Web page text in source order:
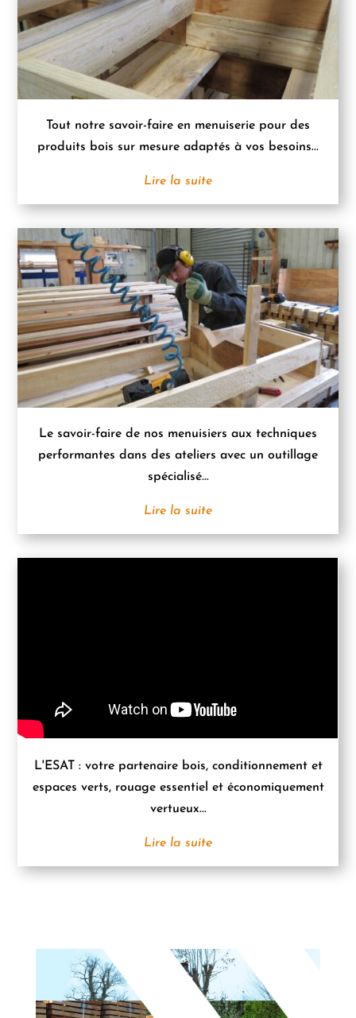
Tout notre savoir-faire en menuiserie pour des
produits bois sur mesure adaptés à vos besoins...
Lire la suite
Le savoir-faire de nos menuisiers aux techniques
performantes dans des ateliers avec un outillage
spécialisé...
Lire la suite
L'ESAT : votre partenaire bois, conditionnement et
espaces verts, rouage essentiel et économiquement
vertueux...
Lire la suite